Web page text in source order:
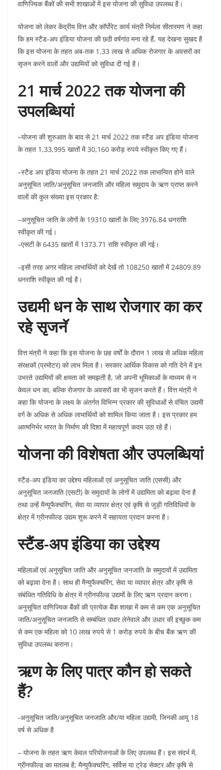
वाणिज्यिक बैंकों की सभी शाखाओं में इस योजना की सुविधा उपलब्ध है।
योजना को लेकर केंद्रीय वित्त और कॉर्पोरेट कार्य मंत्री निर्मला सीतारमण ने कहा
कि हम स्टैंड-अप इंडिया योजना की छठी वर्षगांठ मना रहे हैं, यह देखना सुखद है
कि इस योजना के तहत अब-तक 1.33 लाख से अधिक रोजगार के अवसरों का
सृजन करने वालों और उद्यमियों को सुविधा दी गई है।
21 मार्च 2022 तक योजना की
उपलब्धियां
–योजना की शुरुआत के बाद से 21 मार्च 2022 तक स्टैंड अप इंडिया योजना
के तहत 1,33,995 खातों में 30,160 करोड़ रुपये स्वीकृत किए गए हैं।
–स्टैंड अप इंडिया योजना के तहत 21 मार्च 2022 तक लाभान्वित होने वाले
अनुसूचित जाति/अनुसूचित जनजाति और महिला समुदाय के ऋण प्राप्त करने
वालों की कुल संख्या इस प्रकार है:
–अनुसूचित जाति के लोगों के 19310 खातों के लिए 3976.84 धनराशि
स्वीकृत की गई।
–एसटी के 6435 खातों में 1373.71 राशि स्वीकृत की गई।
–इसी तरह अगर महिला लाभार्थियों को देखें तो 108250 खातों में 24809.89
धनराशि स्वीकृत की गई है।
उद्यमी धन के साथ रोजगार का कर
रहे सृजनॅ
वित्त मंत्री ने कहा कि इस योजना के छह वर्षों के दौरान 1 लाख से अधिक महिला
संरक्षकों (प्रमोटर) को लाभ मिला है। सरकार आर्थिक विकास को गति देने में इन
उभरते उद्यमियों की क्षमता को समझती है, जो अपनी भूमिकाओं के माध्यम से न
केवल धन का, बल्कि रोजगार के अवसरों का भी सृजन करते हैं। वित्त मंत्री ने
कहा कि योजना के लक्ष्य के अंतर्गत विभिन्न प्रकार की सुविधाओं से वंचित उद्यमी
वर्ग के अधिक से अधिक लाभार्थियों को शामिल किया जाता है। इस प्रकार हम
आत्मनिर्भर भारत के निर्माण की दिशा में महत्वपूर्ण कदम उठा रहे हैं।
योजना की विशेषता और उपलब्धियां
स्टैंड-अप इंडिया का उद्देश्य महिलाओं एवं अनुसूचित जाति (एससी) और
अनुसूचित जनजाति (एसटी) के समुदायों के लोगों में उद्यमिता को बढ़ावा देना है
तथा उन्हें मैन्यूफैक्चरिंग, सेवा या व्यापार क्षेत्र एवं कृषि से जुड़ी गतिविधियों के
क्षेत्र में ग्रीनफील्ड उद्यम शुरू करने में सहायता प्रदान करना है।
स्टैंड-अप इंडिया का उद्देश्य
महिलाओं एवं अनुसूचित जाति और अनुसूचित जनजाति के समुदायों में उद्यमिता
को बढ़ावा देना है। साथ ही मैन्युफैक्चरिंग, सेवा या व्यापार क्षेत्र और कृषि से
संबंधित गतिविधि के क्षेत्र में ग्रीनफील्ड उद्यमों के लिए ऋण प्रदान करना।
अनुसूचित वाणिज्यिक बैंकों की प्रत्येक बैंक शाखा में कम से कम एक अनुसूचित
जाति/अनुसूचित जनजाति से सम्बंधित उधार लेनेवाले और उधार की इच्छुक कम
से कम एक महिला को 10 लाख रुपये से 1 करोड़ रुपये के बीच बैंक ऋण की
सुविधा उपलब्ध कराना।
ऋण के लिए पात्र कौन हो सकते
हैं?
-अनुसूचित जाति/अनुसूचित जनजाति और/या महिला उद्यमी, जिनकी आयु 18
वर्ष से अधिक है
– योजना के तहत ऋण केवल परियोजनाओं के लिए उपलब्ध हैं। इस संदर्भ में,
ग्रीनफील्ड का मतलब है; मैन्युफैक्चरिंग, सर्विस या ट्रेड सेक्टर और कृषि से